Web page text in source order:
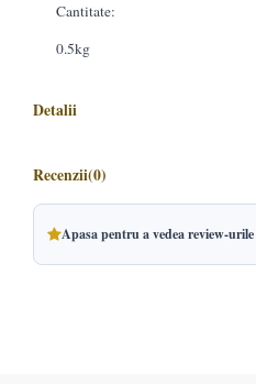
Cantitate:
0.5kg
Detalii
Recenzii(0)
Apasa pentru a vedea review-urile